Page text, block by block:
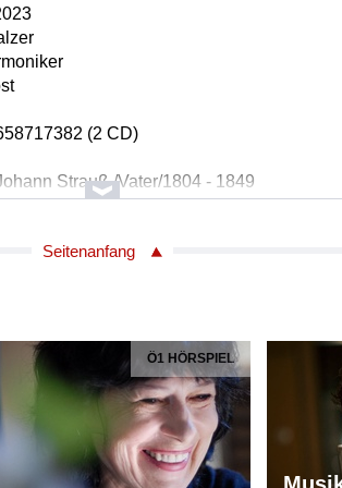
(2 CD)
Strauß /Vater/1804 - 1849
VOL.1
Orchestra
Strauß Sohn/1825 - 1899
QUINTETT WIEN - JOHANN STRAUSS -
Wien
Seitenanfang
Ö1 HÖRSPIEL